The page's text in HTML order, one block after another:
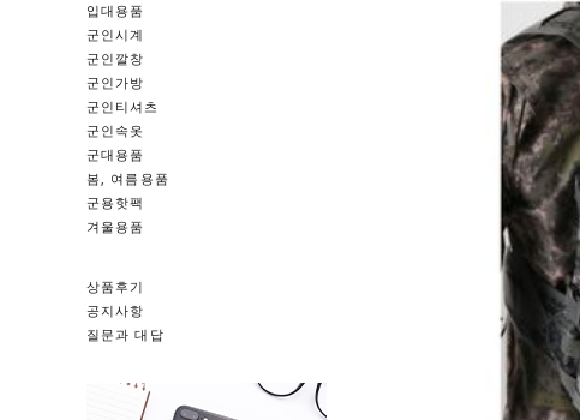
입대용품
군인시계
군인깔창
군인가방
군인티셔츠
군인속옷
군대용품
봄, 여름용품
군용핫팩
겨울용품
상품후기
공지사항
질문과 대답